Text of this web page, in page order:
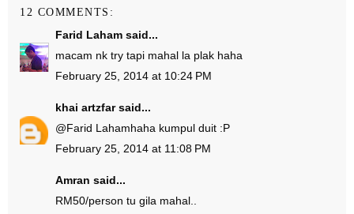
12 COMMENTS:
Farid Laham said...
macam nk try tapi mahal la plak haha
February 25, 2014 at 10:24 PM
khai artzfarsaid...
@Farid Lahamhaha kumpul duit :P
February 25, 2014 at 11:08 PM
Amran said...
RM50/person tu gila mahal..